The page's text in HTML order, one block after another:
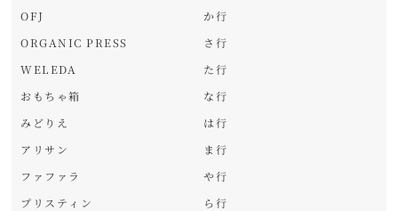
OFJ
ORGANIC PRESS
WELEDA
おもちゃ箱
みどりえ
アリサン
ファファラ
プリスティン
か行
さ行
た行
な行
は行
ま行
や行
ら行